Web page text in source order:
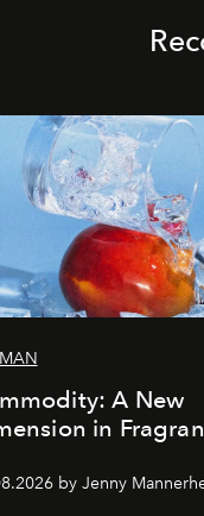
A New
in
by Jenny